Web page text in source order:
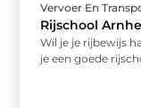
Vervoer En
Rijschool
Wil je je rijbewijs
je een goede